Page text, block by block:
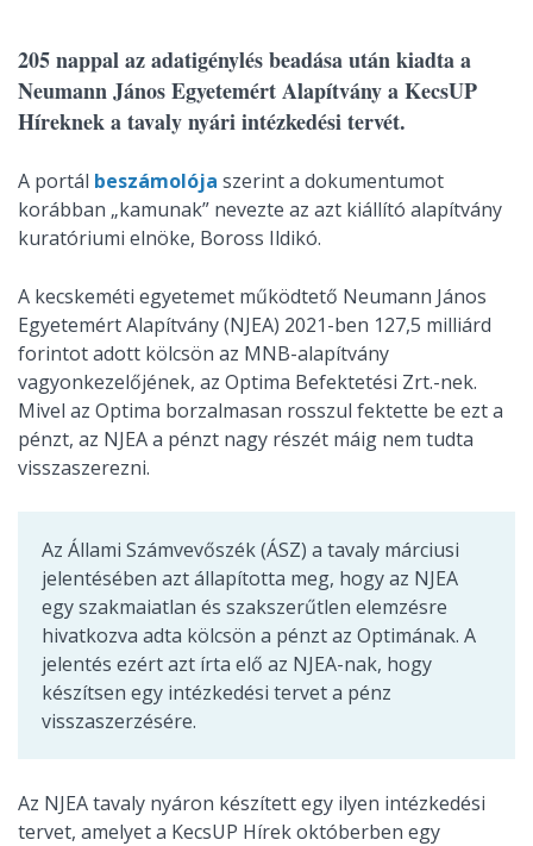
205 nappal az adatigénylés beadása után kiadta a
Neumann János Egyetemért Alapítvány a KecsUP
Híreknek a tavaly nyári intézkedési tervét.
A portál beszámolója szerint a dokumentumot
korábban „kamunak” nevezte az azt kiállító alapítvány
kuratóriumi elnöke, Boross Ildikó.
A kecskeméti egyetemet működtető Neumann János
Egyetemért Alapítvány (NJEA) 2021-ben 127,5 milliárd
forintot adott kölcsön az MNB-alapítvány
vagyonkezelőjének, az Optima Befektetési Zrt.-nek.
Mivel az Optima borzalmasan rosszul fektette be ezt a
pénzt, az NJEA a pénzt nagy részét máig nem tudta
visszaszerezni.
Az Állami Számvevőszék (ÁSZ) a tavaly márciusi
jelentésében azt állapította meg, hogy az NJEA
egy szakmaiatlan és szakszerűtlen elemzésre
hivatkozva adta kölcsön a pénzt az Optimának. A
jelentés ezért azt írta elő az NJEA-nak, hogy
készítsen egy intézkedési tervet a pénz
visszaszerzésére.
Az NJEA tavaly nyáron készített egy ilyen intézkedési
tervet, amelyet a KecsUP Hírek októberben egy